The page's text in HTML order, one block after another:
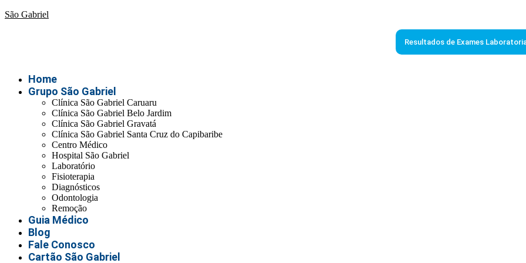
São Gabriel
Resultados de Exames
Home
Grupo São Gabriel
Clínica São Gabriel Caruaru
Clínica São Gabriel Belo Jardim
Clínica São Gabriel Gravatá
Clínica São Gabriel Santa Cruz do Capibaribe
Centro Médico
Hospital São Gabriel
Laboratório
Fisioterapia
Diagnósticos
Odontologia
Remoção
Guia Médico
Blog
Fale Conosco
Cartão São Gabriel